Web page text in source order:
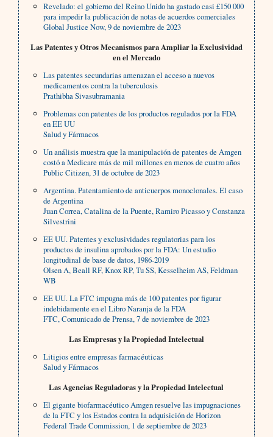
Revelado: el gobierno del Reino Unido ha gastado casi £150 000
para impedir la publicación de notas de acuerdos comerciales
Global Justice Now, 9 de noviembre de 2023
Las Patentes y Otros Mecanismos para Ampliar la Exclusividad
en el Mercado
Las patentes secundarias amenazan el acceso a nuevos
medicamentos contra la tuberculosis
Prathibha Sivasubramania
Problemas con patentes de los productos regulados por la FDA
en EE UU
Salud y Fármacos
Un análisis muestra que la manipulación de patentes de Amgen
costó a Medicare más de mil millones en menos de cuatro años
Public Citizen, 31 de octubre de 2023
Argentina. Patentamiento de anticuerpos monoclonales. El caso
de Argentina
Juan Correa, Catalina de la Puente, Ramiro Picasso y Constanza
Silvestrini
EE UU. Patentes y exclusividades regulatorias para los
productos de insulina aprobados por la FDA: Un estudio
longitudinal de base de datos, 1986-2019
Olsen A, Beall RF, Knox RP, Tu SS, Kesselheim AS, Feldman
WB
EE UU. La FTC impugna más de 100 patentes por figurar
indebidamente en el Libro Naranja de la FDA
FTC, Comunicado de Prensa, 7 de noviembre de 2023
Las Empresas y la Propiedad Intelectual
Litigios entre empresas farmacéuticas
Salud y Fármacos
Las Agencias Reguladoras y la Propiedad Intelectual
El gigante biofarmacéutico Amgen resuelve las impugnaciones
de la FTC y los Estados contra la adquisición de Horizon
Federal Trade Commission, 1 de septiembre de 2023